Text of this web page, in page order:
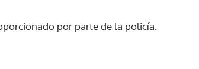
por parte de la policía.